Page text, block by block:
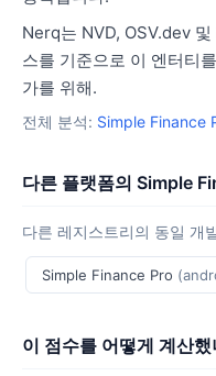
Nerq는 NVD, OSV.dev
스를 기준으로 이 엔터티
가를 위해.
전체 분석: Simple Finance
다른 플랫폼의 Simple
다른 레지스트리의 동일 개
Simple Finance Pro
이 점수를 어떻게 계산